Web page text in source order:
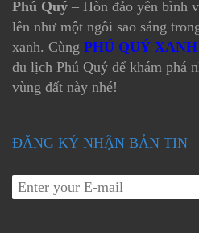
Phú Quý – Hòn đảo yên bình
lên như một ngôi sao sáng
xanh. Cùng PHÚ QUÝ XANH
du lịch Phú Quý để khám phá
vùng đất này nhé!
ĐĂNG KÝ NHẬN BẢN TIN